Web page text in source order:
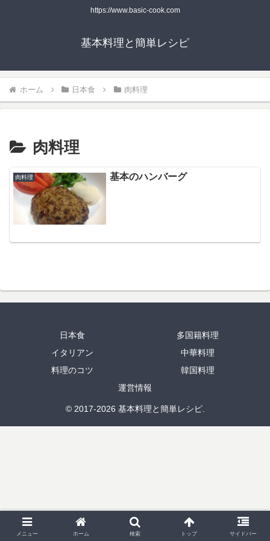
https://www.basic-cook.com
基本料理と簡単レシピ
ホーム 日本食 肉料理
肉料理
肉料理 基本のハンバーグ
日本食
多国籍料理
イタリアン
中華料理
料理のコツ
韓国料理
運営情報
© 2017-2026 基本料理と簡単レシピ.
メニュー ホーム 検索 トップ サイドバー